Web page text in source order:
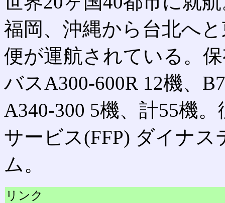
福岡、沖縄から台北へ
便が運航されている。
バスA300-600R 12機、
A340-300 5機、計55機
サービス(FFP) ダイナ
ム。
リンク